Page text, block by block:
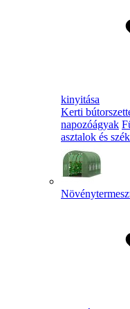
kinyitása
Kerti
napozóágyak
asztalok és